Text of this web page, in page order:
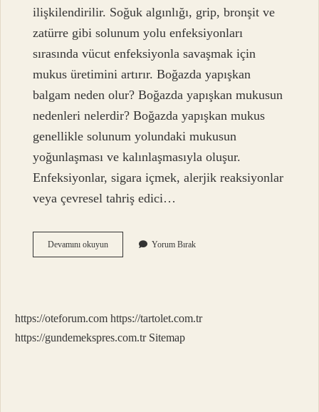
ilişkilendirilir. Soğuk algınlığı, grip, bronşit ve
zatürre gibi solunum yolu enfeksiyonları
sırasında vücut enfeksiyonla savaşmak için
mukus üretimini artırır. Boğazda yapışkan
balgam neden olur? Boğazda yapışkan mukusun
nedenleri nelerdir? Boğazda yapışkan mukus
genellikle solunum yolundaki mukusun
yoğunlaşması ve kalınlaşmasıyla oluşur.
Enfeksiyonlar, sigara içmek, alerjik reaksiyonlar
veya çevresel tahriş edici…
Devamını okuyunSümük
Ve
Yorum Bırak
https://oteforum.com https://tartolet.com.tr
https://gundemekspres.com.tr Sitemap